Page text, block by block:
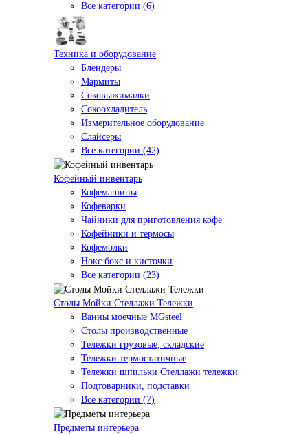
Все категории (6)
Техника и оборудование
Блендеры
Мармиты
Соковыжималки
Сокоохладитель
Измерительное оборудование
Слайсеры
Все категории (42)
Кофейный инвентарь
Кофемашины
Кофеварки
Чайники для приготовления кофе
Кофейники и термосы
Кофемолки
Нокс бокс и кисточки
Все категории (23)
Столы Мойки Стеллажи Тележки
Ванны моечные MGsteel
Столы производственные
Тележки грузовые, складские
Тележки термостатичные
Тележки шпильки Стеллажи тележки
Подтоварники, подставки
Все категории (7)
Предметы интерьера